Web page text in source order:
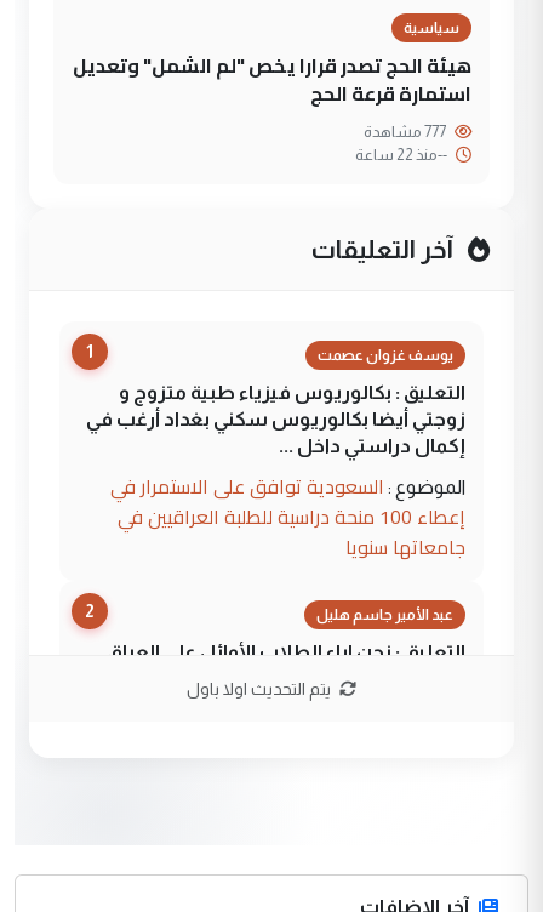
سياسية
هيئة الحج تصدر قرارا يخص "لم الشمل" وتعديل
استمارة قرعة الحج
--منذ 22 ساعة
آخر التعليقات
1 يوسف غزوان عصمت
التعليق : بكالوريوس فيزياء طبية متزوج و
زوجتي أيضا بكالوريوس سكني بغداد أرغب في
إكمال دراستي داخل ...
الموضوع : السعودية توافق على الاستمرار في
إعطاء 100 منحة دراسية للطلبة العراقيين في
جامعاتها سنويا
2 عبد الأمير جاسم هليل
التعليق : نحن اباء الطلاب الأوائل على العراق
نتشرف بلقاء السيد احمد الصافي في العتبات
التعليق : قرار مستعجل جدا ولامصلحة فيه
للوزاره ولا للمواطن القرار الصائب يكون بعد
يتم التحديث اولا باول
آخر الاضافات